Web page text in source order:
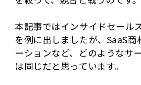
本記事ではインサイドセール
を例に出しましたが、SaaS商
ーションなど、どのようなサ
は同じだと思っています。